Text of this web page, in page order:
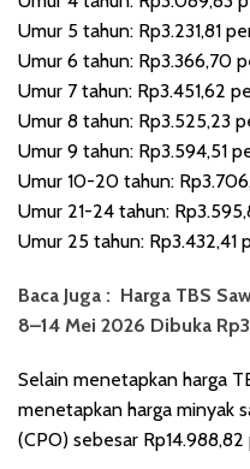
Umur 5 tahun: Rp3.231,81
Umur 6 tahun: Rp3.366,70
Umur 7 tahun: Rp3.451,62
Umur 8 tahun: Rp3.525,23
Umur 9 tahun: Rp3.594,51
Umur 10-20 tahun:
Umur 21-24 tahun:
Umur 25 tahun: Rp3.432,41
Baca Juga : Harga TBS
8–14 Mei 2026 Dibuka
Selain menetapkan harga
menetapkan harga minyak
(CPO) sebesar